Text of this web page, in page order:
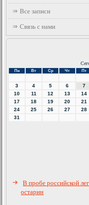
Все записи
Связь с нами
Пн Вт Ср Чт Пт
3
4 5 6 7
10
11 12 13 14
17
18 19 20 21
24
25 26 27 28
31
В пробе российской
остарин